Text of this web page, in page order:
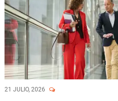
21 JULIO, 2026